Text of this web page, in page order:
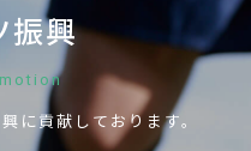
振興
に貢献しております。